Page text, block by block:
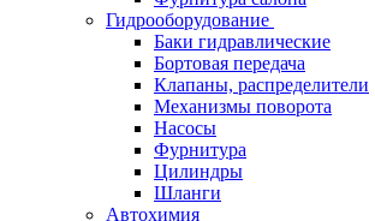
Гидрооборудование
Баки гидравлические
Бортовая передача
Клапаны, распределители
Механизмы поворота
Насосы
Фурнитура
Цилиндры
Шланги
Автохимия